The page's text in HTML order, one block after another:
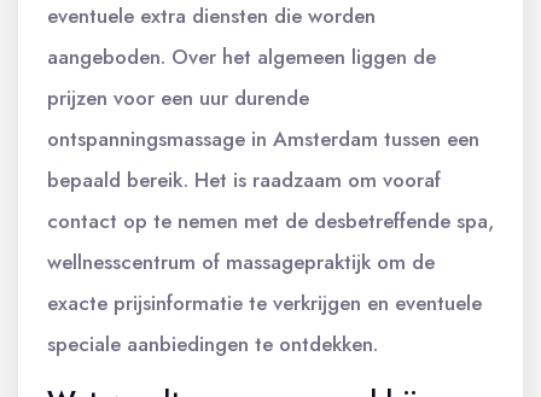
eventuele extra diensten die worden
aangeboden. Over het algemeen liggen de
prijzen voor een uur durende
ontspanningsmassage in Amsterdam tussen een
bepaald bereik. Het is raadzaam om vooraf
contact op te nemen met de desbetreffende spa,
wellnesscentrum of massagepraktijk om de
exacte prijsinformatie te verkrijgen en eventuele
speciale aanbiedingen te ontdekken.